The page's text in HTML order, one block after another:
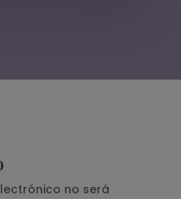
no será